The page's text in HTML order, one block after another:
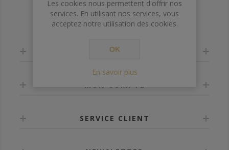
INFORMATION
MON COMPTE
SERVICE CLIENT
Les cookies nous permettent d'offrir nos
services. En utilisant nos services, vous
acceptez notre utilisation des cookies.
OK
En savoir plus